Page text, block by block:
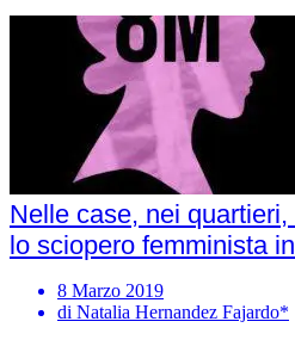
Nelle case, nei
lo sciopero femminista
8 Marzo 2019
di Natalia Hernandez Fajardo*